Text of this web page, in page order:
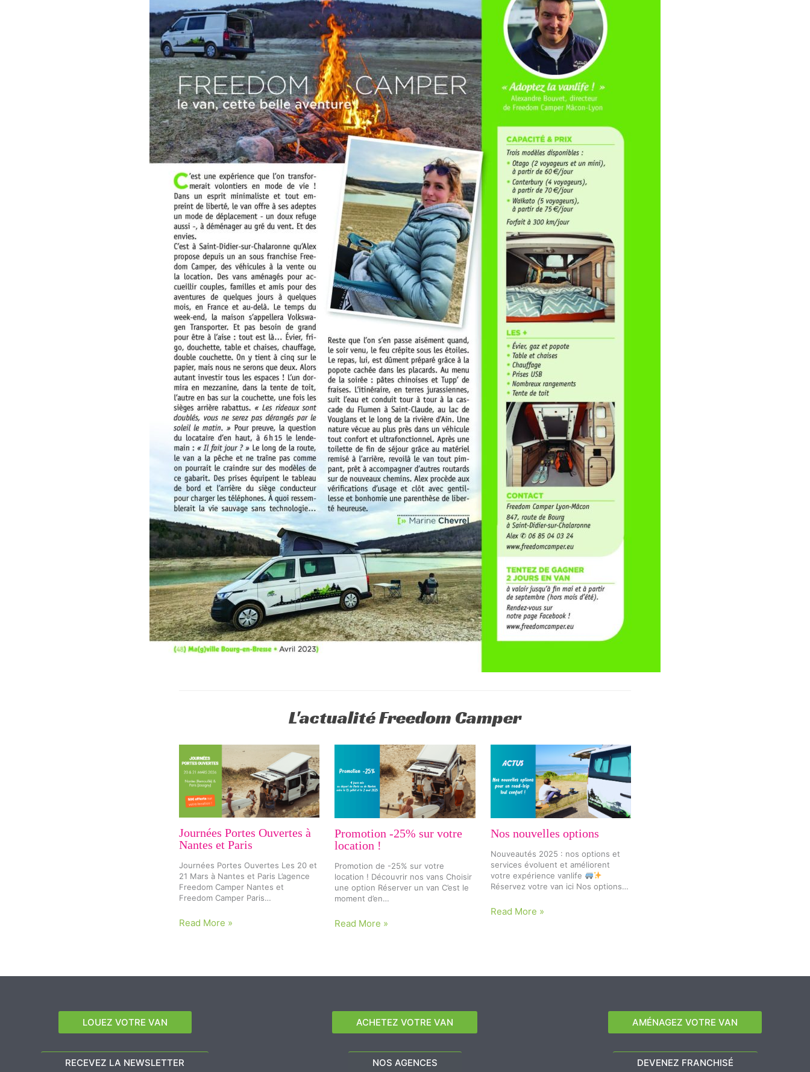
L'actualité Freedom Camper
Journées Portes Ouvertes à
Nantes et Paris
Journées Portes Ouvertes Les 20 et
21 Mars à Nantes et Paris L’agence
Freedom Camper Nantes et
Freedom Camper Paris…
Read More »
Promotion -25% sur votre
location !
Promotion de -25% sur votre
location ! Découvrir nos vans Choisir
une option Réserver un van C’est le
moment d’en…
Read More »
Nos nouvelles options
Nouveautés 2025 : nos options et
services évoluent et améliorent
votre expérience vanlife
Réservez votre van ici Nos options…
Read More »
LOUEZ VOTRE VAN
RECEVEZ LA NEWSLETTER
ACHETEZ VOTRE VAN
NOS AGENCES
AMÉNAGEZ VOTRE VAN
DEVENEZ FRANCHISÉ